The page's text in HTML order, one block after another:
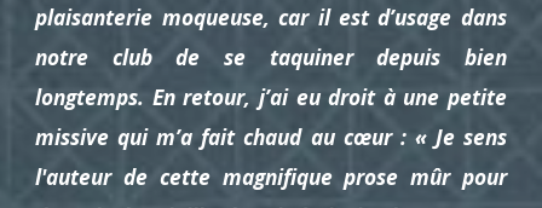
plaisanterie moqueuse, car il est d’usage dans
notre club de se taquiner depuis bien
longtemps. En retour, j’ai eu droit à une petite
missive qui m’a fait chaud au cœur : « Je sens
l'auteur de cette magnifique prose mûr pour